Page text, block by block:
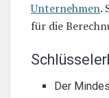
Unternehmen.
für die
Der